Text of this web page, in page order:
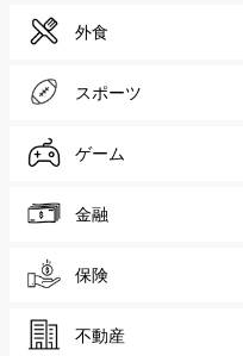
外食
スポーツ
ゲーム
金融
保険
不動産